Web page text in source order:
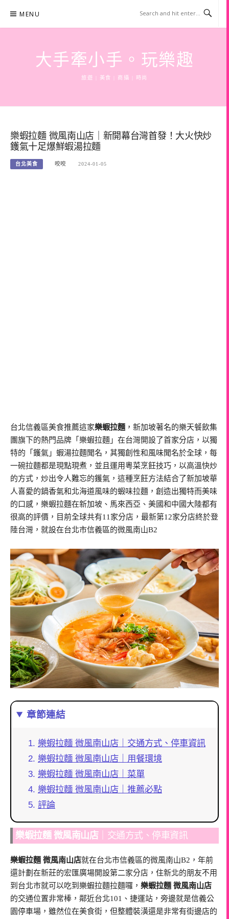
content
MENU
大手牽小手。玩樂趣
旅遊 | 美食 | 商攝 | 時尚
樂蝦拉麵 微風南山店｜新開幕台灣首發！大火快炒
鑊氣十足爆鮮蝦湯拉麵
台北美食 咬咬 2024-01-05
台北信義區美食推薦這家樂蝦拉麵 ，新加坡著名的樂天餐飲集
團旗下的熱門品牌「樂蝦拉麵」在台灣開設了首家分店，以獨
特的「鑊氣」蝦湯拉麵聞名，其獨創性和風味聞名於全球，每
一碗拉麵都是現點現煮，並且運用粵菜烹飪技巧，以高溫快炒
的方式，炒出令人難忘的鑊氣，這種烹飪方法結合了新加坡華
人喜愛的鍋香氣和北海道風味的蝦味拉麵，創造出獨特而美味
的口感，樂蝦拉麵在新加坡、馬來西亞、美國和中國大陸都有
很高的評價，目前全球共有11家分店，最新第12家分店終於登
陸台灣，就設在台北市信義區的微風南山B2
章節連結
樂蝦拉麵 微風南山店｜交通方式、停車資訊
樂蝦拉麵 微風南山店｜用餐環境
樂蝦拉麵 微風南山店｜菜單
樂蝦拉麵 微風南山店｜推薦必點
評論
樂蝦拉麵 微風南山店｜交通方式、停車資訊
樂蝦拉麵 微風南山店就在台北市信義區的微風南山B2，年前
還計劃在新莊的宏匯廣場開設第二家分店，住新北的朋友不用
到台北市就可以吃到樂蝦拉麵拉麵囉， 樂蝦拉麵 微風南山店
的交通位置非常棒，鄰近台北101、捷運站，旁邊就是信義公
園停車場，雖然位在美食街，但整體裝潢還是非常有街邊店的